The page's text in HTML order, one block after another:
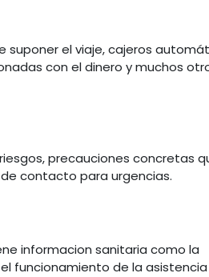
suponer el viaje, cajeros
con el dinero y muchos
precauciones concretas
contacto para urgencias.
informacion sanitaria como la
funcionamiento de la asistencia